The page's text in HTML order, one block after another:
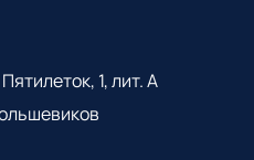
1, лит. А